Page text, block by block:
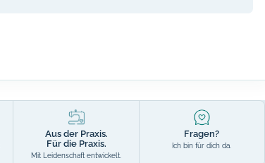
Aus der Praxis.
Für die Praxis.
Mit Leidenschaft entwickelt.
Fragen?
Ich bin für dich da.